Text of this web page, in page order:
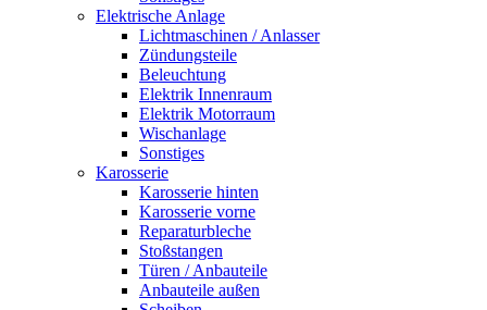
Elektrische Anlage
Lichtmaschinen / Anlasser
Zündungsteile
Beleuchtung
Elektrik Innenraum
Elektrik Motorraum
Wischanlage
Sonstiges
Karosserie
Karosserie hinten
Karosserie vorne
Reparaturbleche
Stoßstangen
Türen / Anbauteile
Anbauteile außen